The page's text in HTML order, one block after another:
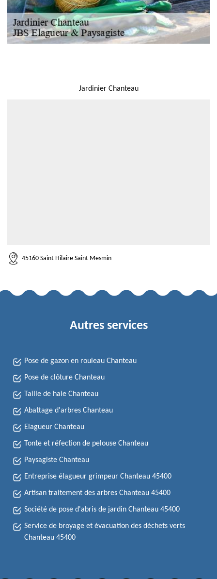
Jardinier Chanteau
45160 Saint Hilaire Saint Mesmin
Autres services
Pose de gazon en rouleau Chanteau
Pose de clôture Chanteau
Taille de haie Chanteau
Abattage d'arbres Chanteau
Elagueur Chanteau
Tonte et réfection de pelouse Chanteau
Paysagiste Chanteau
Entreprise élagueur grimpeur Chanteau 45400
Artisan traitement des arbres Chanteau 45400
Société de pose d'abris de jardin Chanteau 45400
Service de broyage et évacuation des déchets verts
Chanteau 45400